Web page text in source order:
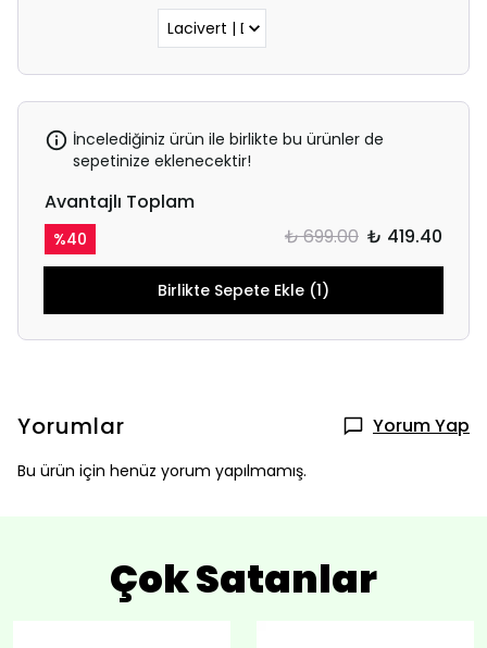
İncelediğiniz ürün ile birlikte bu ürünler de
sepetinize eklenecektir!
Avantajlı Toplam
%40 ₺ 699.00 ₺ 419.40
Birlikte Sepete Ekle (1)
Yorumlar Yorum Yap
Bu ürün için henüz yorum yapılmamış.
Çok Satanlar